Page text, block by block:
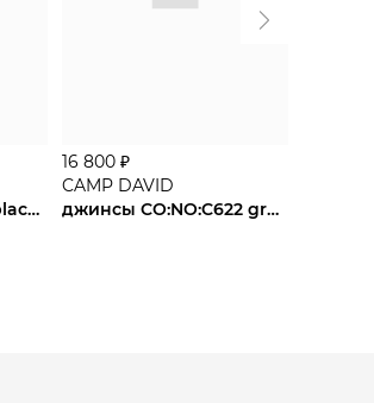
джинсы NI:CO:R611 black used jogg
16 800 ₽
CAMP DAVID
джинсы CO:NO:C622 grey blue used jogg